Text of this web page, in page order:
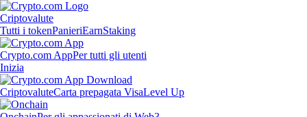
Criptovalute
Tutti i tokenPanieriEarnStaking
Crypto.com AppPer tutti gli utenti
Inizia
CriptovaluteCarta prepagata VisaLevel Up